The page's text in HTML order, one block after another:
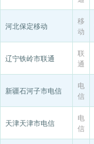
河北保定移动
移
动
辽宁铁岭市联通
联
通
新疆石河子市电信
电
信
天津天津市电信
电
信